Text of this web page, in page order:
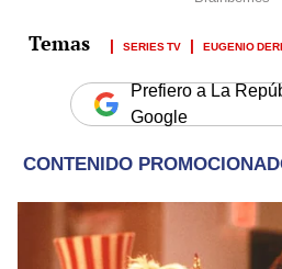
SERIES TV EUGENIO
Prefiero a La
Google